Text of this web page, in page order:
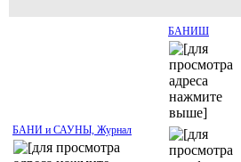
БАНИ и САУНЫ, Журнал
БАНИШ